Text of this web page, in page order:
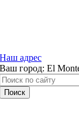
Наш адрес
Ваш город: El